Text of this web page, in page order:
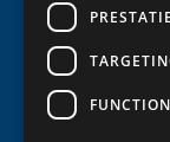
PRESTATIE